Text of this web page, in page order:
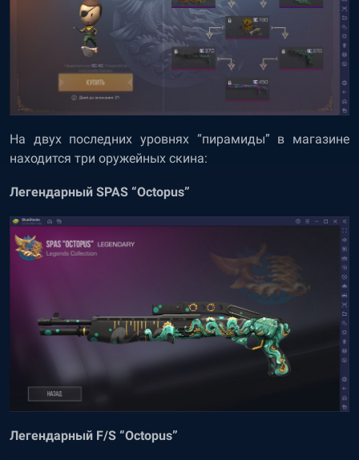
На двух последних уровнях “пирамиды” в магазине
находится три оружейных скина:
Легендарный SPAS “Octopus”
Легендарный F/S “Octopus”